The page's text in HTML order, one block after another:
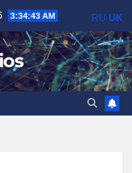
3:34:44 AM RU UK